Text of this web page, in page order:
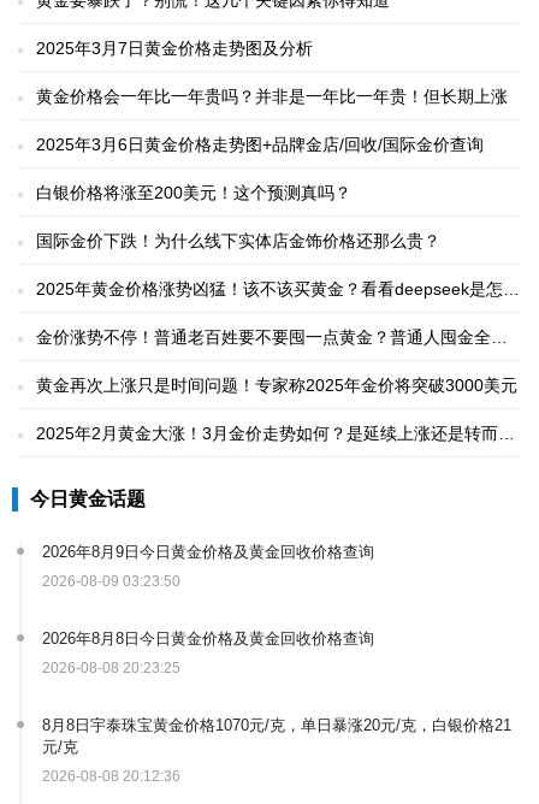
2025年3月7日黄金价格走势图及分析
黄金价格会一年比一年贵吗？并非是一年比一年贵！但长期上涨
2025年3月6日黄金价格走势图+品牌金店/回收/国际金价查询
白银价格将涨至200美元！这个预测真吗？
国际金价下跌！为什么线下实体店金饰价格还那么贵？
2025年黄金价格涨势凶猛！该不该买黄金？看看deepseek是怎么
金价涨势不停！普通老百姓要不要囤一点黄金？普通人囤金全攻
黄金再次上涨只是时间问题！专家称2025年金价将突破3000美元
2025年2月黄金大涨！3月金价走势如何？是延续上涨还是转而下
今日黄金话题
2026年8月9日今日黄金价格及黄金回收价格查询
2026-08-09 03:23:50
2026年8月8日今日黄金价格及黄金回收价格查询
2026-08-08 20:23:25
8月8日宇泰珠宝黄金价格1070元/克，单日暴涨20元/克，白银价格21
元/克
2026-08-08 20:12:36